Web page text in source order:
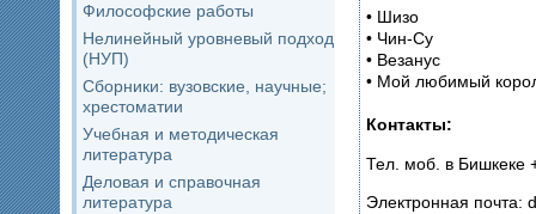
Философские работы
Нелинейный уровневый подход
(НУП)
Сборники: вузовские, научные;
хрестоматии
Учебная и методическая
литература
Деловая и справочная
литература
• Шизо
• Чин-Су
• Везанус
• Мой любимый
Контакты:
Тел. моб. в Бишкеке
Электронная почта: